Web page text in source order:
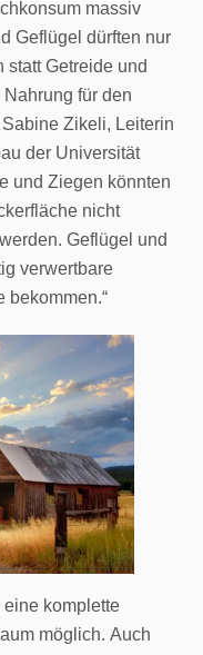
massiv
Geflügel dürften nur
statt Getreide und
für den
Zikeli, Leiterin
der Universität
und Ziegen könnten
nicht
Geflügel und
verwertbare
bekommen.“
komplette
möglich. Auch